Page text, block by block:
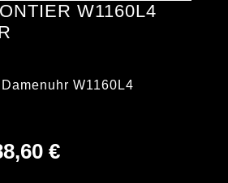
W1160L4
W1160L4
Preis
€Aktueller